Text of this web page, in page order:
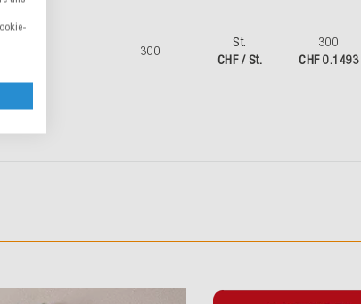
300
St.
CHF / St.
300
CHF 0.1493